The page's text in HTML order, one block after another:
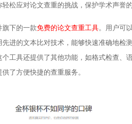
松应对论文查重的挑战，保护学术声誉
旗下的一款免费的论文查重工具。用户可
进的文本比对技术，能够快速准确地
工具还提供了其他功能，如格式检查
了方便快捷的查重服务。